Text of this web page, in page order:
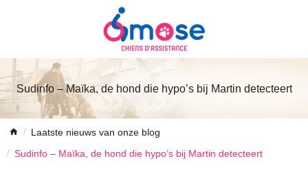
Sudinfo – Maïka, de hond die hypo’s bij Martin detecteert
Laatste nieuws van onze blog
Sudinfo – Maïka, de hond die hypo’s bij Martin detecteert